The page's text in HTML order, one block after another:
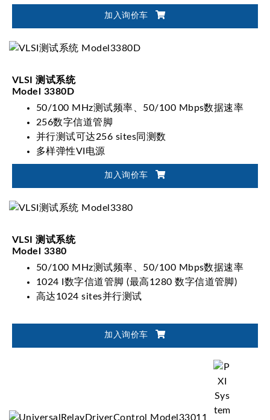
加入询价车
VLSI 测试系统
Model 3380D
50/100 MHz测试频率、50/100 Mbps数据速率
256数字信道管脚
并行测试可达256 sites同测数
多样弹性VI电源
加入询价车
VLSI 测试系统
Model 3380
50/100 MHz测试频率、50/100 Mbps数据速率
1024 I数字信道管脚 (最高1280 数字信道管脚)
高达1024 sites并行测试
加入询价车